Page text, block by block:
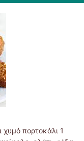
χυμό πορτοκάλι 1